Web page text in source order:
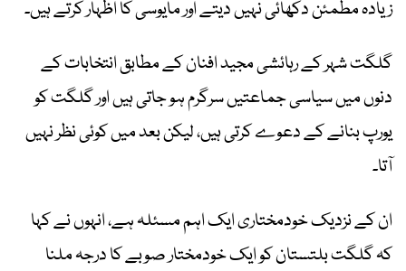
زیادہ مطمئن دکھائی نہیں دیتے اور مایوسی کا اظہار کرتے ہیں۔
گلگت شہر کے رہائشی مجید افنان کے مطابق انتخابات کے
دنوں میں سیاسی جماعتیں سرگرم ہو جاتی ہیں اور گلگت کو
یورپ بنانے کے دعوے کرتی ہیں، لیکن بعد میں کوئی نظر نہیں
آتا۔
ان کے نزدیک خودمختاری ایک اہم مسئلہ ہے، انہوں نے کہا
کہ گلگت بلتستان کو ایک خودمختار صوبے کا درجہ ملنا